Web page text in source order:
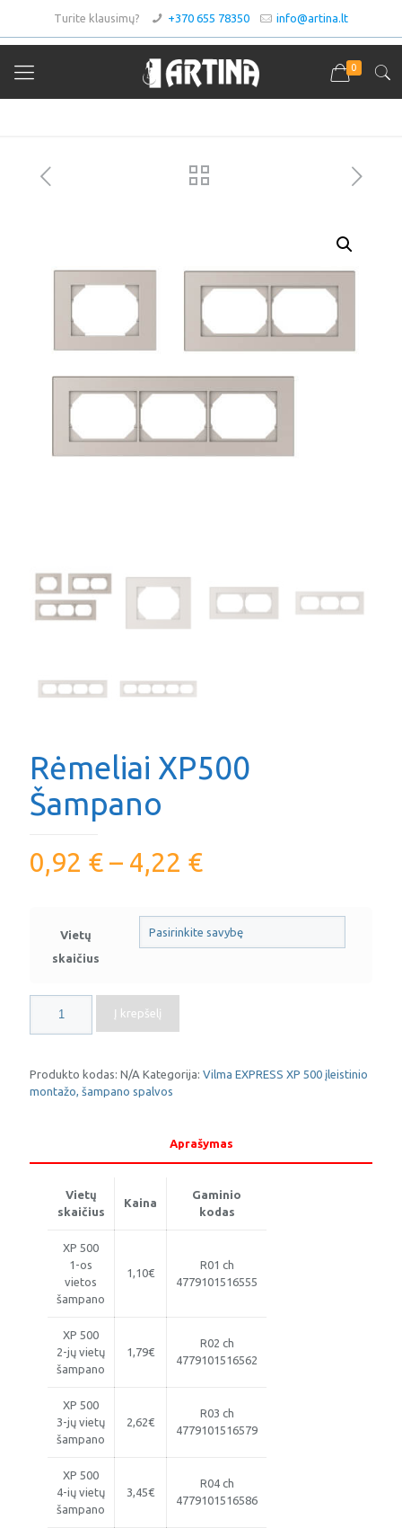
Turite klausimų? +370 655 78350 info@artina.lt
0
Asortimentas
Rėmeliai XP500
Šampano
0,92 € – 4,22 €
Vietų
skaičius
kiekis:
Rėmeliai
Šampano
Į krepšelį
Produkto kodas: N/A Kategorija: Vilma EXPRESS XP 500 įleistinio
montažo, šampano spalvos
Aprašymas
Vietų
skaičius
Kaina
Gaminio
kodas
XP 500
1-os
vietos
šampano
1,10€
R01 ch
4779101516555
XP 500
2-jų vietų
šampano
1,79€
R02 ch
4779101516562
XP 500
3-jų vietų
šampano
2,62€
R03 ch
4779101516579
XP 500
4-ių vietų
šampano
3,45€
R04 ch
4779101516586